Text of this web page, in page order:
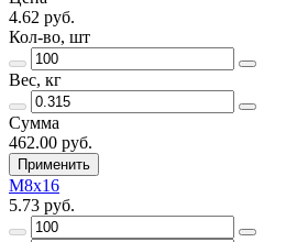
4.62 руб.
Кол-во, шт
Вес, кг
Сумма
462.00 руб.
Применить
М8х16
5.73 руб.